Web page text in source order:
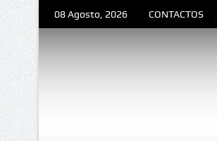
08 Agosto, 2026 CONTACTOS